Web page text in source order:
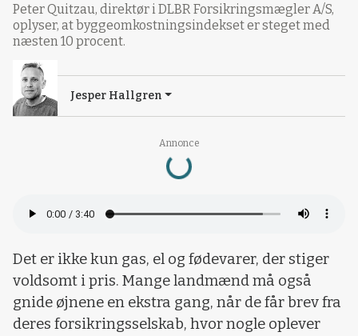
Annonce
Loading...
Peter Quitzau, direktør i DLBR Forsikringsmægler A/S,
oplyser, at byggeomkostningsindekset er steget med
næsten 10 procent.
Jesper Hallgren
Det er ikke kun gas, el og fødevarer, der stiger
voldsomt i pris. Mange landmænd må også
gnide øjnene en ekstra gang, når de får brev fra
deres forsikringsselskab, hvor nogle oplever